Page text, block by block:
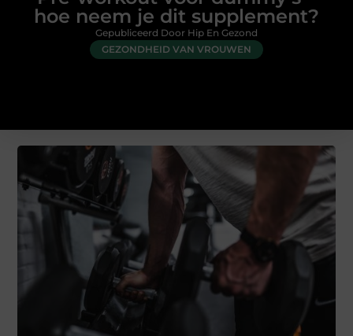
hoe neem je dit supplement?
GEZONDHEID VAN VROUWEN
Gepubliceerd Door Hip En Gezond